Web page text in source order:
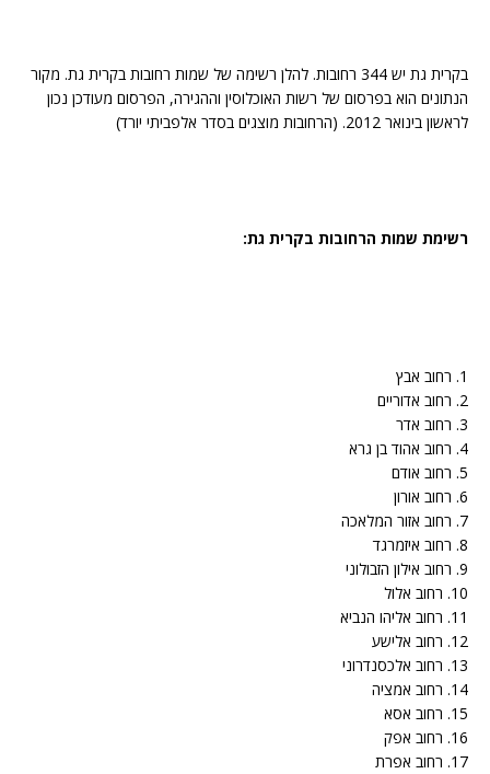
בקרית גת יש 344 רחובות. להלן רשימה של שמות רחובות בקרית גת. מקור
הנתונים הוא בפרסום של רשות האוכלוסין וההגירה, הפרסום מעודכן נכון
לראשון בינואר 2012. (הרחובות מוצגים בסדר אלפביתי יורד)
רשימת שמות הרחובות בקרית גת:
1. רחוב אבץ
2. רחוב אדוריים
3. רחוב אדר
4. רחוב אהוד בן גרא
5. רחוב אודם
6. רחוב אורון
7. רחוב אזור המלאכה
8. רחוב איזמרגד
9. רחוב אילון הזבולוני
10. רחוב אלול
11. רחוב אליהו הנביא
12. רחוב אלישע
13. רחוב אלכסנדרוני
14. רחוב אמציה
15. רחוב אסא
16. רחוב אפק
17. רחוב אפרת